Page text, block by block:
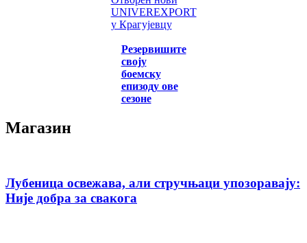
UNIVEREXPORT
у Крагујевцу
Резервишите
своју
боемску
епизоду ове
сезоне
Магазин
Лубеница освежава, али стручњаци упозоравају:
Није добра за свакога